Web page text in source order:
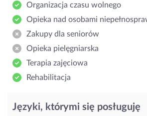
Organizacja czasu wolnego
Opieka nad osobami
Zakupy dla seniorów
Opieka pielęgniarska
Terapia zajęciowa
Rehabilitacja
Języki, którymi się posługuję